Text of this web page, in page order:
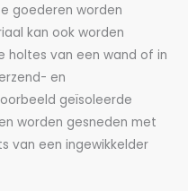
goederen worden
kan ook worden
holtes van een wand of in
en
geïsoleerde
worden gesneden met
van een ingewikkelder